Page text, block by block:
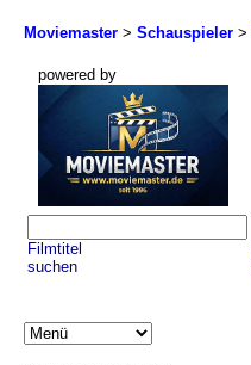
Moviemaster > Schauspieler >
powered by
Filmtitel
suchen